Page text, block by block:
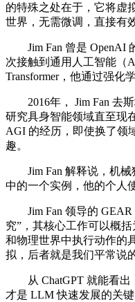
的特殊之处在于，它将虚
世界，无需微调，直接有效
Jim Fan 曾是 OpenAI
次接触到通用人工智能（
Transformer，他通过强化
2016年， Jim Fan 去斯
研究具身智能领域直至现
AGI 的经历，即使换了领
趣。
Jim Fan 解释说，机械
中的一个实例，他的个人
Jim Fan 领导的 GEAR
究”，其核心工作可以概
和物理世界中执行动作的
拟，后者就是我们平常说
从 ChatGPT 就能看出
才是 LLM 快速发展的关